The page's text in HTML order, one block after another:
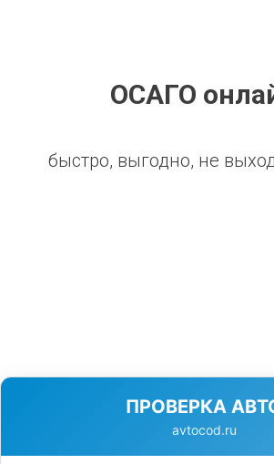
ОСАГО
быстро, выгодно, не
ПРОВЕРКА
avtocod.ru